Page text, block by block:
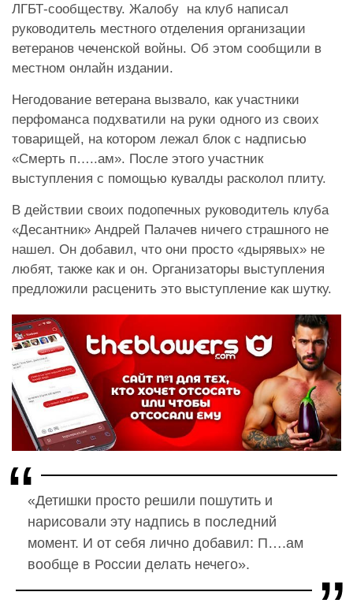
ЛГБТ-сообществу. Жалобу на клуб написал
руководитель местного отделения организации
ветеранов чеченской войны. Об этом сообщили в
местном онлайн издании.
Негодование ветерана вызвало, как участники
перфоманса подхватили на руки одного из своих
товарищей, на котором лежал блок с надписью
«Смерть п…..ам». После этого участник
выступления с помощью кувалды расколол плиту.
В действии своих подопечных руководитель клуба
«Десантник» Андрей Палачев ничего страшного не
нашел. Он добавил, что они просто «дырявых» не
любят, также как и он. Организаторы выступления
предложили расценить это выступление как шутку.
«Детишки просто решили пошутить и
нарисовали эту надпись в последний
момент. И от себя лично добавил: П….ам
вообще в России делать нечего».